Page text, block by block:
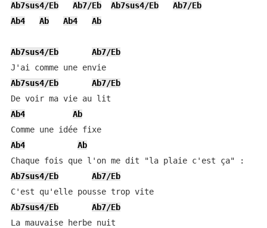
Ab7sus4/Eb
Ab7/Eb Ab7sus4/Eb
Ab7/Eb
Ab4
Ab Ab4 Ab
Ab7sus4/Eb
Ab7/Eb
J'ai comme une envie
Ab7sus4/Eb
Ab7/Eb
Ab4
Ab
Comme une idée fixe
Ab4
Ab
Ab7sus4/Eb
Ab7/Eb
C'est qu'elle pousse trop vite
Ab7sus4/Eb
Ab7/Eb
La mauvaise herbe nuit